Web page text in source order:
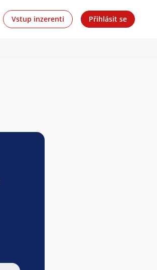
Vstup inzerenti Přihlásit se